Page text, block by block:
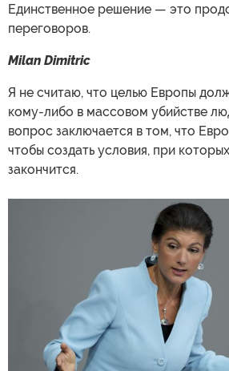
Единственное решение — это
переговоров.
Milan Dimitric
Я не считаю, что целью Европы
кому-либо в массовом убийстве
вопрос заключается в том, что
чтобы создать условия, при
закончится.